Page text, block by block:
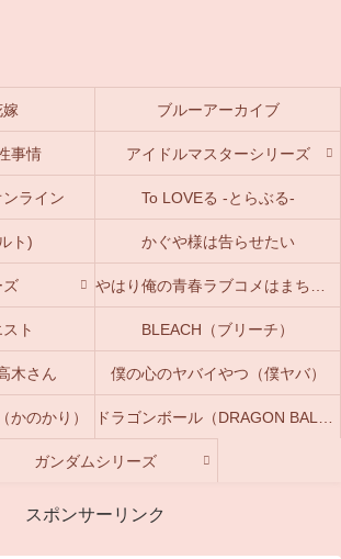
ブルーアーカイブ
事情 アイドルマスターシリーズ
ライン To LOVEる -とらぶる-
ト) かぐや様は告らせたい
ズ
ト BLEACH（ブリーチ）
木さん 僕の心のヤバイやつ（僕ヤバ）
かのかり）
ガンダムシリーズ
スポンサーリンク